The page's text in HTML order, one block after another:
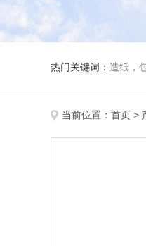
热门关键词： 造纸，
当前位置： 首页 >